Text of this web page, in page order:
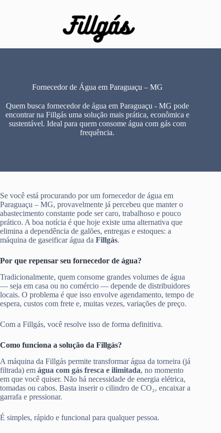
Fornecedor de Água em Paraguaçu – MG
Quem busca fornecedor de água em Paraguaçu - MG pode
encontrar na Fillgás uma solução mais prática, econômica e
sustentável. Ideal para quem consome água com gás com
frequência.
Se você está procurando por um fornecedor de água em
Paraguaçu – MG, provavelmente já percebeu que manter o
abastecimento constante pode ser caro, trabalhoso e pouco
prático. A boa notícia é que hoje existe uma alternativa que
elimina a dependência de galões, entregas e estoques: a
máquina de gaseificar água da Fillgás.
Por que repensar seu fornecedor de água?
Tradicionalmente, quem consome grandes volumes de água
— seja em casa ou no comércio — depende de distribuidores
locais. O problema é que isso envolve agendamento, tempo de
espera, custos com frete e, muitas vezes, variações de preço.
Com a Fillgás, você resolve isso de forma definitiva.
Como funciona a solução da Fillgás?
A máquina da Fillgás permite transformar água da torneira (já
filtrada) em água com gás fresca e ilimitada, no momento
em que você quiser. Não há necessidade de energia elétrica,
tomadas ou cabos. Basta inserir o cilindro de CO₂, encaixar a
garrafa e pressionar.
É simples, rápido e funcional para qualquer pessoa.